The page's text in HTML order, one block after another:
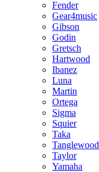
Fender
Gear4music
Gibson
Godin
Gretsch
Hartwood
Ibanez
Luna
Martin
Ortega
Sigma
Squier
Taka
Tanglewood
Taylor
Yamaha